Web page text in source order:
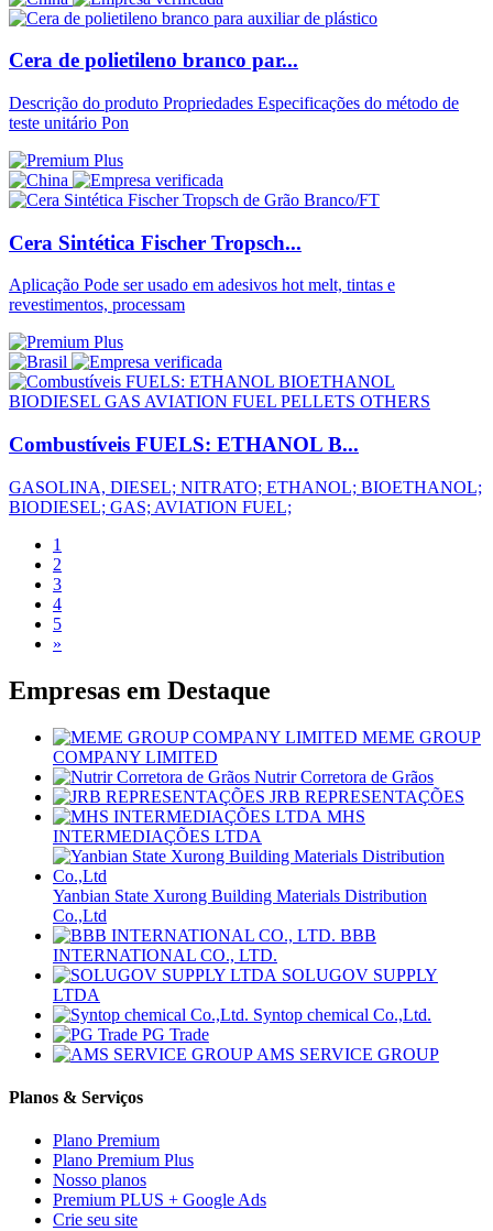
Cera de polietileno branco par...
Descrição do produto Propriedades Especificações do método de
teste unitário Pon
Cera Sintética Fischer Tropsch...
Aplicação Pode ser usado em adesivos hot melt, tintas e
revestimentos, processam
Combustíveis FUELS: ETHANOL B...
GASOLINA, DIESEL; NITRATO; ETHANOL; BIOETHANOL;
BIODIESEL; GAS; AVIATION FUEL;
1
2
3
4
5
»
Empresas em Destaque
MEME GROUP
COMPANY LIMITED
Nutrir Corretora de Grãos
JRB REPRESENTAÇÕES
MHS
INTERMEDIAÇÕES LTDA
Yanbian State Xurong Building Materials Distribution
Co.,Ltd
BBB
INTERNATIONAL CO., LTD.
SOLUGOV SUPPLY
LTDA
Syntop chemical Co.,Ltd.
PG Trade
AMS SERVICE GROUP
Planos & Serviços
Plano Premium
Plano Premium Plus
Nosso planos
Premium PLUS + Google Ads
Crie seu site